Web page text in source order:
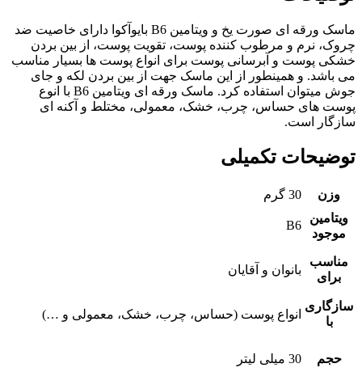
ماسک ورقه ای صورت یخ و ویتامین B6 بایوآکوا دارای خاصیت ضد
چروک، نرم و مرطوب کننده پوست، تقویت پوست، از بین بردن
خشکی پوست و آبرسانی پوست برای انواع پوست ها بسیار مناسب
می باشد. و همینطور از این ماسک جهت از بین بردن لکه و جای
جوش میتوان استفاده کرد. ماسک ورقه ای ویتامین B6 با انوع
پوست های حساس، چرب، خشک، معمولی، مختلط و آکنه ای
سازگار است.
توضیحات تکمیلی
وزن
30 گرم
ویتامین
موجود
B6
مناسب
برای
بانوان و آقایان
سازگاری
با
انواع پوست (حساس، چرب، خشک، معمولی و …)
حجم 30 میلی لیتر